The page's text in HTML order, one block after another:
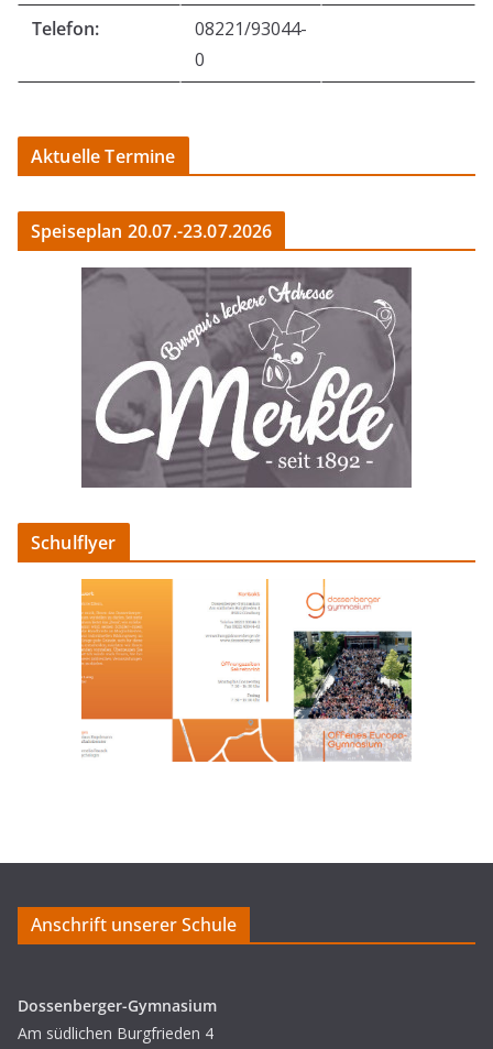
Telefon:
08221/93044-
0
Aktuelle Termine
Speiseplan 20.07.-23.07.2026
Schulflyer
Anschrift unserer Schule
Dossenberger-Gymnasium
Am südlichen Burgfrieden 4